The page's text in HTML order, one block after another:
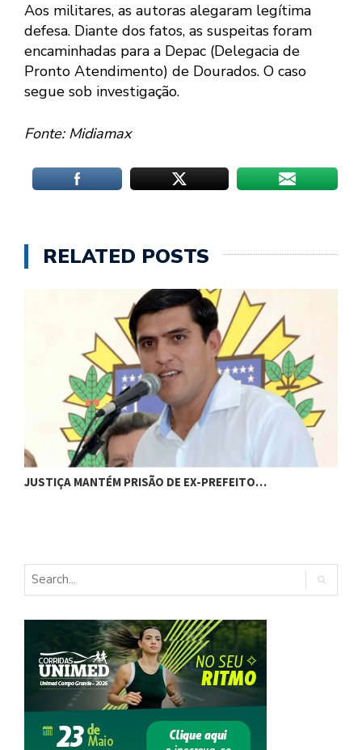
Aos militares, as autoras alegaram legítima
defesa. Diante dos fatos, as suspeitas foram
encaminhadas para a Depac (Delegacia de
Pronto Atendimento) de Dourados. O caso
segue sob investigação.
Fonte: Midiamax
RELATED POSTS
JUSTIÇA MANTÉM PRISÃO DE EX-PREFEITO…